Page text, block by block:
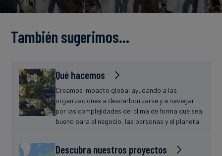
Finanzas
estudio
Noticias
También sugerimos…
Qué hacemos
Creamos impacto global ayudando a las
organizaciones a descarbonizarse y a navegar
por las complejidades del clima de forma que sea
bueno para el negocio, las personas y el planeta.
Descubra nuestros proyectos